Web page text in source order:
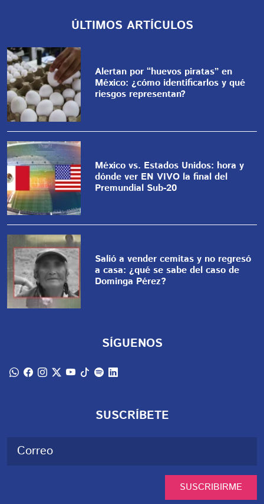
ÚLTIMOS ARTÍCULOS
Alertan por “huevos piratas” en
México: ¿cómo identificarlos y qué
riesgos representan?
México vs. Estados Unidos: hora y
dónde ver EN VIVO la final del
Premundial Sub-20
Salió a vender cemitas y no regresó
a casa: ¿qué se sabe del caso de
Dominga Pérez?
SÍGUENOS
SUSCRÍBETE
SUSCRIBIRME